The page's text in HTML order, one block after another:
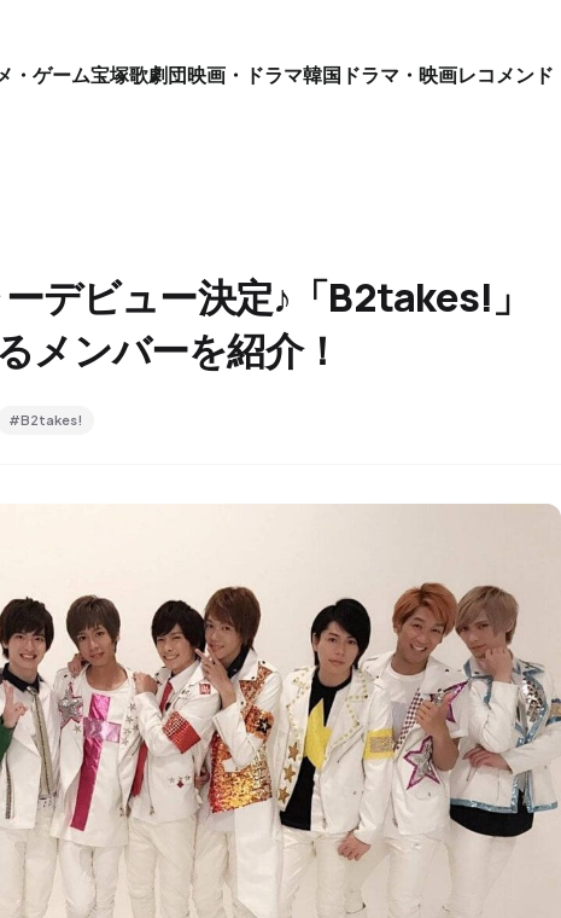
・ゲーム宝塚歌劇団映画・ドラマ韓国ドラマ・映画レコメンド
デビュー決定♪「B2takes!」
メンバーを紹介！
#B2takes!